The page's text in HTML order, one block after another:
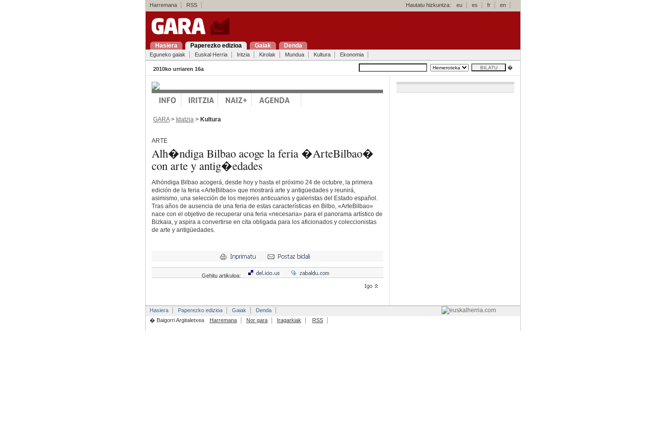
Harremana RSS Hautatu hizkuntza: eu es fr en
Hasiera Paperezko edizioa Gaiak Denda
Eguneko gaiak Euskal Herria Iritzia Kirolak Mundua Kultura Ekonomia
2010ko urriaren 16a �
GARA> Idatzia > Kultura
ARTE
Alh�ndiga Bilbao acoge la feria �ArteBilbao�
con arte y antig�edades
Alhóndiga Bilbao acogerá, desde hoy y hasta el próximo 24 de octubre, la primera
edición de la feria «ArteBilbao» que mostrará arte y antigüedades y reunirá,
asimismo, una selección de los mejores anticuarios y galeristas del Estado español.
Tras años de ausencia de una feria de estas características en Bilbo, «ArteBilbao»
nace con el objetivo de recuperar una feria «necesaria» para el panorama artístico de
Bizkaia, y aspira a convertirse en cita obligada para los aficionados y coleccionistas
de arte y antigüedades.
Gehitu artikuloa:
Hasiera Paperezko edizioa Gaiak
Denda
� Baigorri Argitaletxea
Harremana Nor gara Iragarkiak RSS